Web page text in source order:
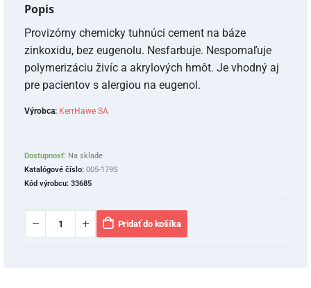
Popis
Provizórny chemicky tuhnúci cement na báze
zinkoxidu, bez eugenolu. Nesfarbuje. Nespomaľuje
polymerizáciu živíc a akrylových hmôt. Je vhodný aj
pre pacientov s alergiou na eugenol.
Výrobca: KerrHawe SA
Dostupnosť: Na sklade
Katalógové číslo: 005-179S
Kód výrobcu: 33685
Pridať do košíka